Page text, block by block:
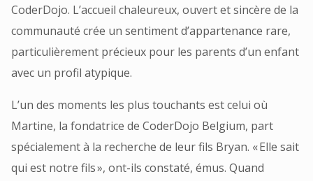
CoderDojo. L’accueil chaleureux, ouvert et sincère de la
communauté crée un sentiment d’appartenance rare,
particulièrement précieux pour les parents d’un enfant
avec un profil atypique.
L’un des moments les plus touchants est celui où
Martine, la fondatrice de CoderDojo Belgium, part
spécialement à la recherche de leur fils Bryan. « Elle sait
qui est notre fils », ont-ils constaté, émus. Quand